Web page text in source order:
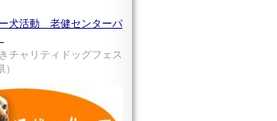
犬活動 老健センターパ
チャリティドッグフェス